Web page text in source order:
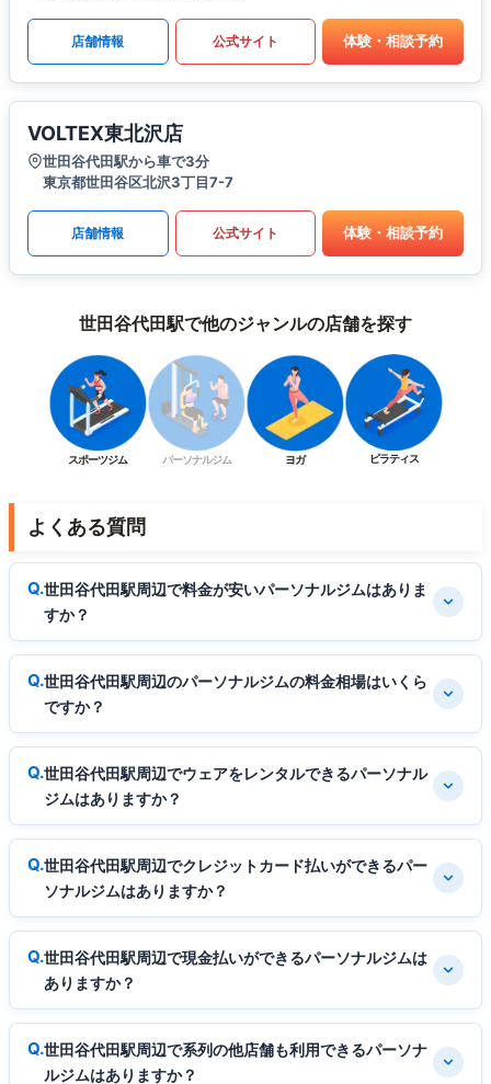
店舗情報 公式サイト 体験・相談予約
VOLTEX東北沢店
世田谷代田駅から車で3分
東京都世田谷区北沢3丁目7-7
店舗情報 公式サイト 体験・相談予約
世田谷代田駅で他のジャンルの店舗を探す
スポーツジム パーソナルジム ヨガ ピラティス
よくある質問
世田谷代田駅周辺で料金が安いパーソナルジムはありま
すか？
世田谷代田駅周辺のパーソナルジムの料金相場はいくら
ですか？
世田谷代田駅周辺でウェアをレンタルできるパーソナル
ジムはありますか？
世田谷代田駅周辺でクレジットカード払いができるパー
ソナルジムはありますか？
世田谷代田駅周辺で現金払いができるパーソナルジムは
ありますか？
世田谷代田駅周辺で系列の他店舗も利用できるパーソナ
ルジムはありますか？